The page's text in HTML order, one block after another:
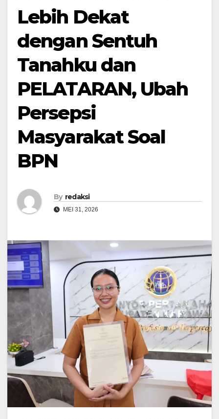
Lebih Dekat
dengan Sentuh
Tanahku dan
PELATARAN, Ubah
Persepsi
Masyarakat Soal
BPN
By redaksi
MEI 31, 2026